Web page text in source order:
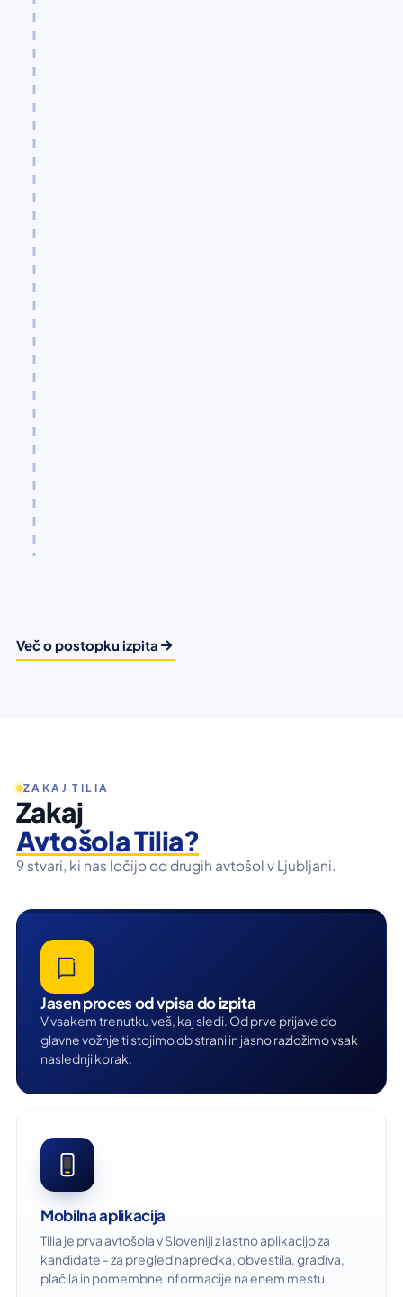
Več o postopku izpita
ZAKAJ TILIA
Zakaj
Avtošola Tilia?
9 stvari, ki nas ločijo od drugih avtošol v Ljubljani.
Jasen proces od vpisa do izpita
V vsakem trenutku veš, kaj sledi. Od prve prijave do
glavne vožnje ti stojimo ob strani in jasno razložimo vsak
naslednji korak.
Mobilna aplikacija
Tilia je prva avtošola v Sloveniji z lastno aplikacijo za
kandidate - za pregled napredka, obvestila, gradiva,
plačila in pomembne informacije na enem mestu.